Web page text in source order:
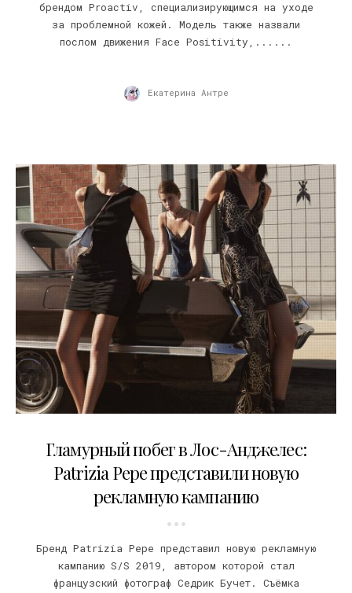
брендом Proactiv, специализирующимся на уходе
за проблемной кожей. Модель также назвали
послом движения Face Positivity,......
Екатерина Антре
Гламурный побег в Лос-Анджелес:
Patrizia Pepe представили новую
рекламную кампанию
Бренд Patrizia Pepe представил новую рекламную
кампанию S/S 2019, автором которой стал
французский фотограф Седрик Бучет. Съёмка